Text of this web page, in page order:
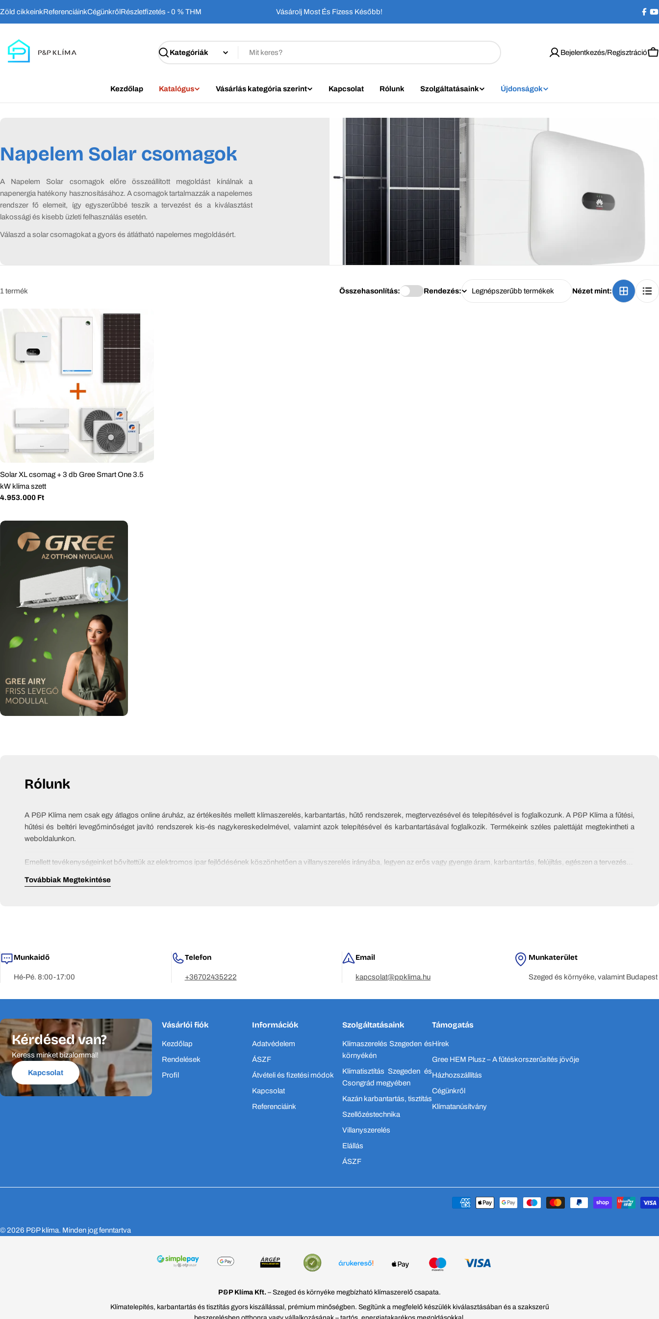
Zöld cikkeinkReferenciáinkCégünkrőlRészletfizetés - 0 % THM Vásárolj Most És Fizess Később!
Keresés
Bejelentkezés/Regisztráció
Kezdőlap Katalógus Vásárlás kategória szerint Kapcsolat Rólunk Szolgáltatásaink Újdonságok
Ö
s
s
z
s
t
m
Napelem Solar csomagok
A Napelem Solar csomagok előre összeállított megoldást kínálnak a
napenergia hatékony hasznosításához. A csomagok tartalmazzák a napelemes
rendszer fő elemeit, így egyszerűbbé teszik a tervezést és a kiválasztást
lakossági és kisebb üzleti felhasználás esetén.
Válaszd a solar csomagokat a gyors és átlátható napelemes megoldásért.
1 termék Összehasonlítás: Rendezés: Nézet mint:
Solar XL csomag + 3 db Gree Smart One 3.5
kW klíma szett
Normál
4.953.000 Ft
Rólunk
A P&P Klíma nem csak egy átlagos online áruház, az értékesítés mellett klímaszerelés, karbantartás, hűtő rendszerek, megtervezésével és telepítésével is foglalkozunk. A P&P Klíma a fűtési,
hűtési és beltéri levegőminőséget javító rendszerek kis-és nagykereskedelmével, valamint azok telepítésével és karbantartásával foglalkozik. Termékeink széles palettáját megtekintheti a
weboldalunkon.
Emellett tevékenységeinket bővítettük az elektromos ipar fejlődésének köszönhetően a villanyszerelés irányába, legyen az erős vagy gyenge áram, karbantartás, felújítás, egészen a tervezéstől
Továbbiak Megtekintése
Munkaidő
Hé-Pé. 8:00-17:00
Telefon
+36702435222
Email
kapcsolat@ppklima.hu
Munkaterület
Szeged és környéke, valamint Budapest
Kérdésed van?
Keress minket bizalommal!
Kapcsolat
Vásárlói fiók
Kezdőlap
Rendelések
Profil
Információk
Adatvédelem
ÁSZF
Átvételi és fizetési módok
Kapcsolat
Referenciáink
Szolgáltatásaink
Klímaszerelés Szegeden és
környékén
Klímatisztítás Szegeden és
Csongrád megyében
Kazán karbantartás, tisztítás
Szellőzéstechnika
Villanyszerelés
Elállás
ÁSZF
Támogatás
Hírek
Gree HEM Plusz – A fűtéskorszerűsítés jövője
Házhozszállítás
Cégünkről
Klímatanúsítvány
Fizetési
© 2026 P&P klíma. Minden jog fenntartva
P&P Klíma Kft. – Szeged és környéke megbízható klímaszerelő csapata.
Klímatelepítés, karbantartás és tisztítás gyors kiszállással, prémium minőségben. Segítünk a megfelelő készülék kiválasztásában és a szakszerű